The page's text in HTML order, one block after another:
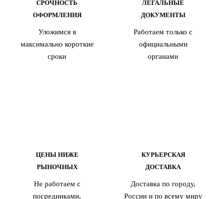
СРОЧНОСТЬ
ОФОРМЛЕНИЯ
Уложимся в
максимально короткие
сроки
ЛЕГАЛЬНЫЕ
ДОКУМЕНТЫ
Работаем только с
официальными
органами
ЦЕНЫ НИЖЕ
РЫНОЧНЫХ
Не работаем с
посредниками,
КУРЬЕРСКАЯ
ДОСТАВКА
Доставка по городу,
России и по всему миру